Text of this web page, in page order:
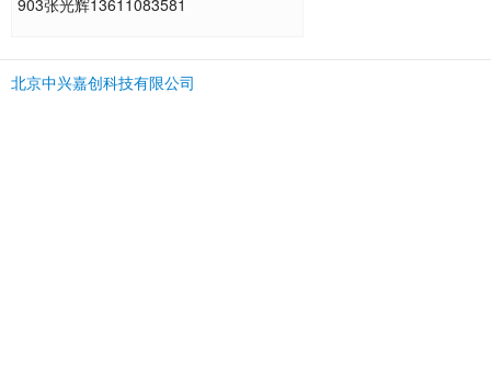
903张光辉13611083581
北京中兴嘉创科技有限公司